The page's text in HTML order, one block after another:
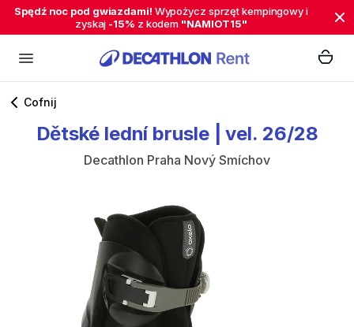
Spędź noc pod gwiazdami! Wypożycz sprzęt kempingowy i
zyskaj -15% z kodem "NAMIOT15"
Cofnij
Dětské lední brusle vel. 26​​​​​​/​​​​​​28
Decathlon Praha Nový Smíchov